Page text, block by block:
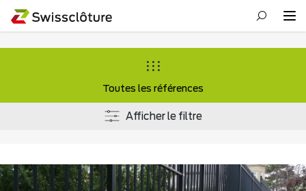
Toutes les références
Afficher le filtre